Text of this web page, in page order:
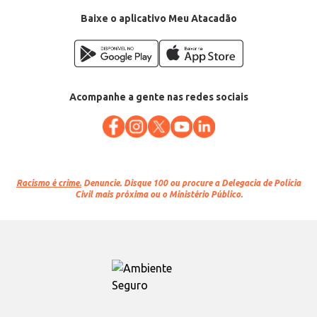
Baixe o aplicativo Meu Atacadão
Acompanhe a gente nas redes sociais
Racismo é crime. Denuncie. Disque 100 ou procure a Delegacia de Polícia
Civil mais próxima ou o Ministério Público.